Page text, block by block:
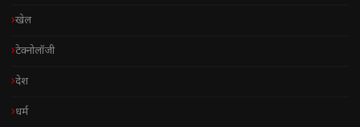
खेल
टेक्नोलॉजी
देश
धर्म